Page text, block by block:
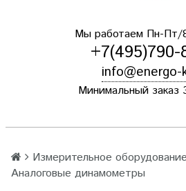
Мы работаем Пн-Пт/
+7(495)790-
info@energo-
Минимальный заказ
Измерительное
Аналоговые динамометры